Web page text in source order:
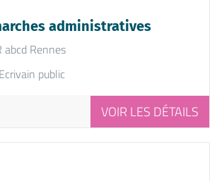
administratives
abcd Rennes
public
VOIR LES DÉTAILS